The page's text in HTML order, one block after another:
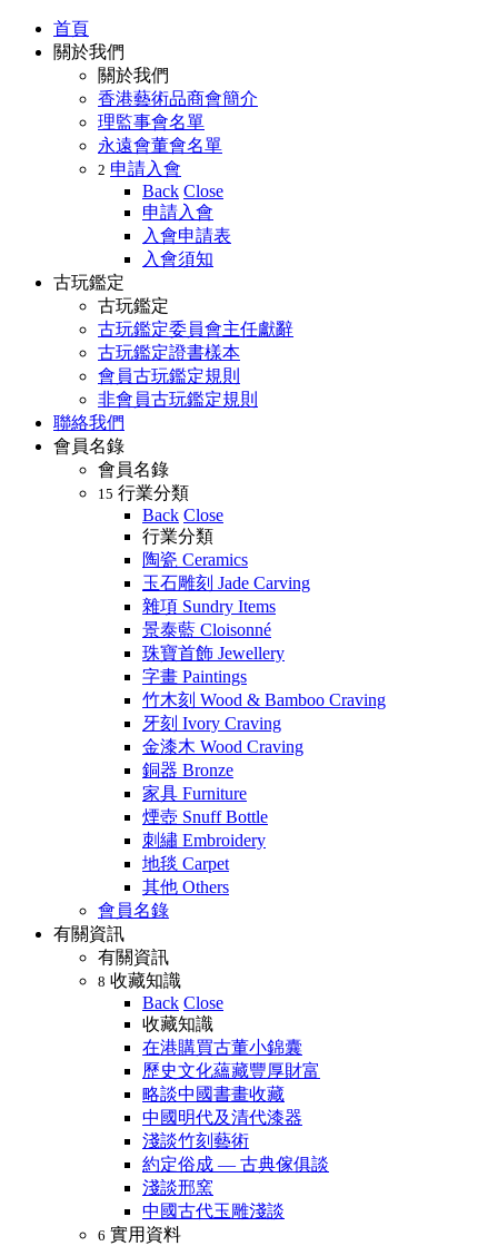
首頁
關於我們
關於我們
香港藝術品商會簡介
理監事會名單
永遠會董會名單
2 申請入會
Back Close
申請入會
入會申請表
入會須知
古玩鑑定
古玩鑑定
古玩鑑定委員會主任獻辭
古玩鑑定證書樣本
會員古玩鑑定規則
非會員古玩鑑定規則
聯絡我們
會員名錄
會員名錄
15 行業分類
Back Close
行業分類
陶瓷 Ceramics
玉石雕刻 Jade Carving
雜項 Sundry Items
景泰藍 Cloisonné
珠寶首飾 Jewellery
字畫 Paintings
竹木刻 Wood & Bamboo Craving
牙刻 Ivory Craving
金漆木 Wood Craving
銅器 Bronze
家具 Furniture
煙壺 Snuff Bottle
刺繡 Embroidery
地毯 Carpet
其他 Others
會員名錄
有關資訊
有關資訊
8 收藏知識
Back Close
收藏知識
在港購買古董小錦囊
歷史文化蘊藏豐厚財富
略談中國書畫收藏
中國明代及清代漆器
淺談竹刻藝術
約定俗成 — 古典傢俱談
淺談邢窯
中國古代玉雕淺談
6 實用資料